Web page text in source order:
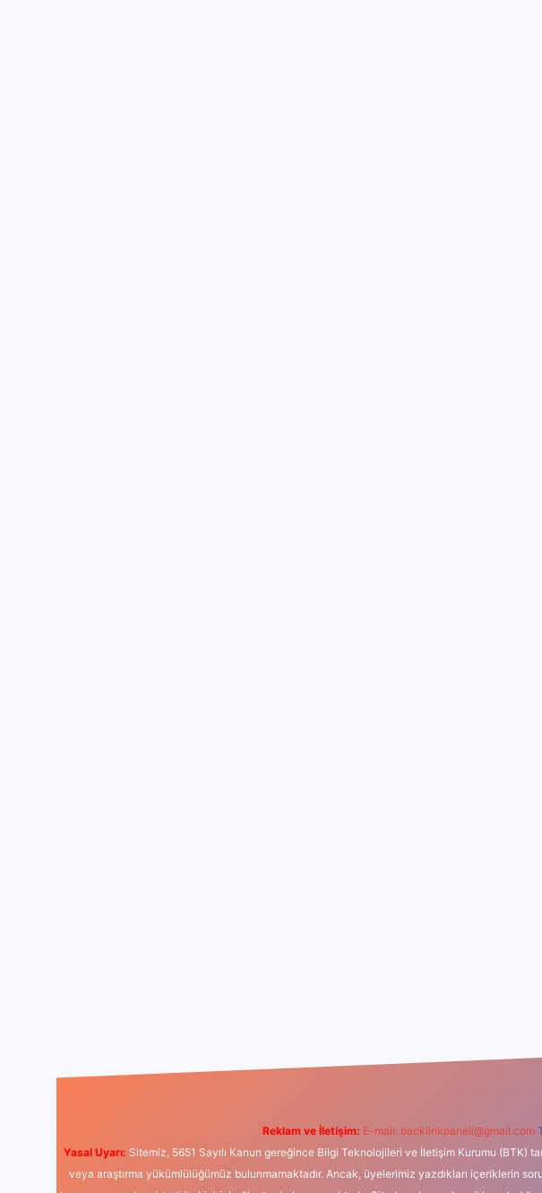
Reklam ve İletişim: E-mail: backlinkpaneli@gmail.com
Yasal Uyarı: Sitemiz, 5651 Sayılı Kanun gereğince Bilgi Teknolojileri ve İletişim Kurumu (BTK)
veya araştırma yükümlülüğümüz bulunmamaktadır. Ancak, üyelerimiz yazdıkları içeriklerin